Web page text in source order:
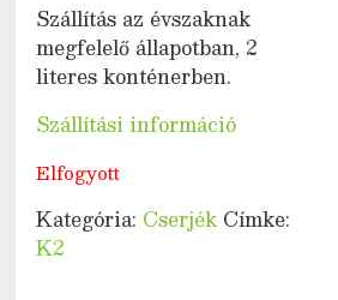
Szállítás az évszaknak
megfelelő állapotban, 2
literes konténerben.
Szállítási információ
Elfogyott
Kategória: Cserjék Címke:
K2